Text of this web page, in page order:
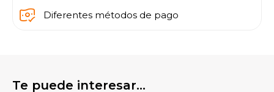
Diferentes métodos de pago
Te puede interesar...